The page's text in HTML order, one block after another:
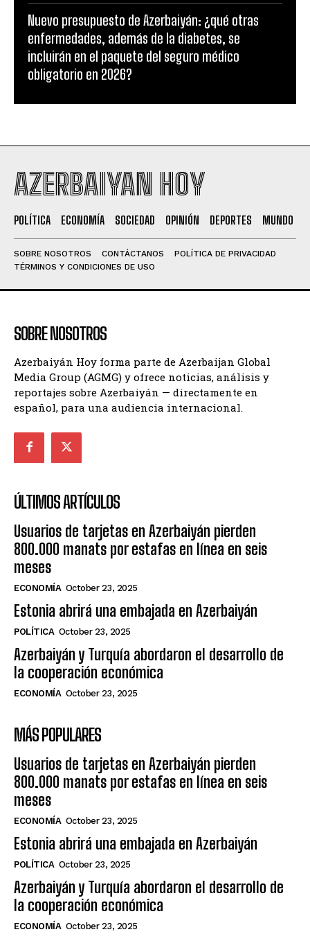
Nuevo presupuesto de Azerbaiyán: ¿qué otras
enfermedades, además de la diabetes, se
incluirán en el paquete del seguro médico
obligatorio en 2026?
AZERBAIYAN HOY
POLÍTICA ECONOMÍA SOCIEDAD OPINIÓN DEPORTES MUNDO
SOBRE NOSOTROS CONTÁCTANOS
POLÍTICA DE PRIVACIDAD
TÉRMINOS Y CONDICIONES DE USO
SOBRE NOSOTROS
Azerbaiyán Hoy forma parte de Azerbaijan Global
Media Group (AGMG) y ofrece noticias, análisis y
reportajes sobre Azerbaiyán — directamente en
español, para una audiencia internacional.
ÚLTIMOS ARTÍCULOS
Usuarios de tarjetas en Azerbaiyán pierden
800.000 manats por estafas en línea en seis
meses
ECONOMÍA October 23, 2025
Estonia abrirá una embajada en Azerbaiyán
POLÍTICA October 23, 2025
Azerbaiyán y Turquía abordaron el desarrollo de
la cooperación económica
ECONOMÍA October 23, 2025
MÁS POPULARES
Usuarios de tarjetas en Azerbaiyán pierden
800.000 manats por estafas en línea en seis
meses
ECONOMÍA October 23, 2025
Estonia abrirá una embajada en Azerbaiyán
POLÍTICA October 23, 2025
Azerbaiyán y Turquía abordaron el desarrollo de
la cooperación económica
ECONOMÍA October 23, 2025